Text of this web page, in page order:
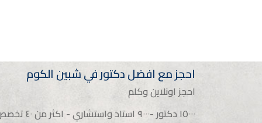
احجز مع افضل دكتور في شبين الكوم
احجز اونلاين وكلم
١٥٠٠٠ دكتور -٩٠٠٠ استاذ واستشاري - اكثر من ٤٠ تخصص